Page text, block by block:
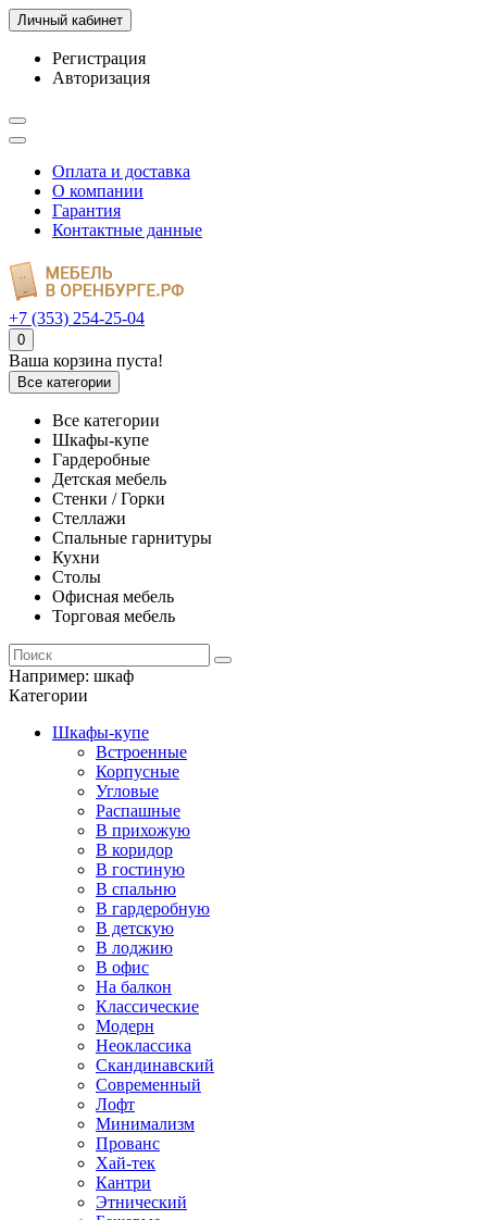
Личный кабинет
Регистрация
Авторизация
Оплата и доставка
О компании
Гарантия
Контактные данные
+7 (353) 254-25-04
0
Ваша корзина пуста!
Все категории
Все категории
Шкафы-купе
Гардеробные
Детская мебель
Стенки / Горки
Стеллажи
Спальные гарнитуры
Кухни
Столы
Офисная мебель
Торговая мебель
Например: шкаф
Категории
Шкафы-купе
Встроенные
Корпусные
Угловые
Распашные
В прихожую
В коридор
В гостиную
В спальню
В гардеробную
В детскую
В лоджию
В офис
На балкон
Классические
Модерн
Неоклассика
Скандинавский
Современный
Лофт
Минимализм
Прованс
Хай-тек
Кантри
Этнический